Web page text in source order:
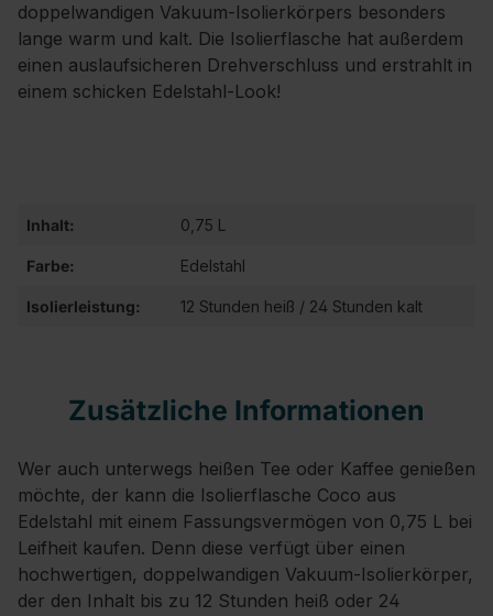
doppelwandigen Vakuum-Isolierkörpers besonders
lange warm und kalt. Die Isolierflasche hat außerdem
einen auslaufsicheren Drehverschluss und erstrahlt in
einem schicken Edelstahl-Look!
Inhalt: 0,75 L
Farbe: Edelstahl
Isolierleistung: 12 Stunden heiß / 24 Stunden kalt
Zusätzliche Informationen
Wer auch unterwegs heißen Tee oder Kaffee genießen
möchte, der kann die Isolierflasche Coco aus
Edelstahl mit einem Fassungsvermögen von 0,75 L bei
Leifheit kaufen. Denn diese verfügt über einen
hochwertigen, doppelwandigen Vakuum-Isolierkörper,
der den Inhalt bis zu 12 Stunden heiß oder 24